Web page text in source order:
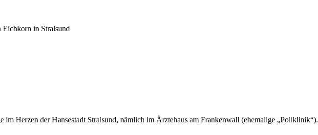
Eichkorn in Stralsund
im Herzen der Hansestadt Stralsund, nämlich im Ärztehaus am Frankenwall (ehemalige „Poliklinik“).